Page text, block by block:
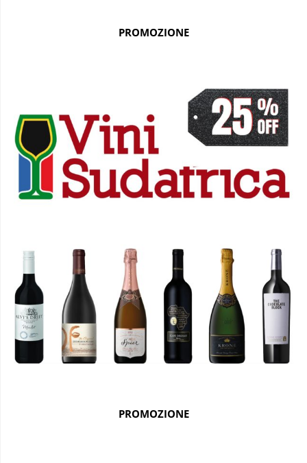
PROMOZIONE
PROMOZIONE